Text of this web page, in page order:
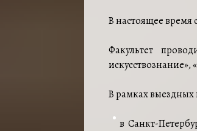
В настоящее время
Факультет
искусствознание»,
В рамках выездных
в Санкт-